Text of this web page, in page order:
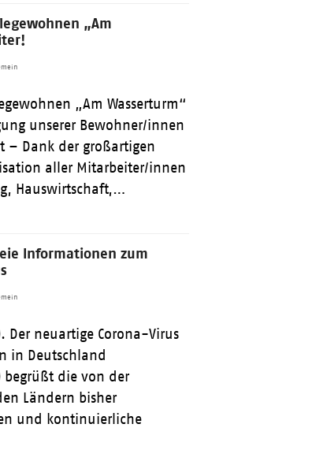
„Am
„Am Wasserturm“
unserer Bewohner/innen
– Dank der großartigen
aller Mitarbeiter/innen
Hauswirtschaft,…
Informationen zum
Der neuartige Corona-Virus
in Deutschland
begrüßt die von der
Ländern bisher
und kontinuierliche